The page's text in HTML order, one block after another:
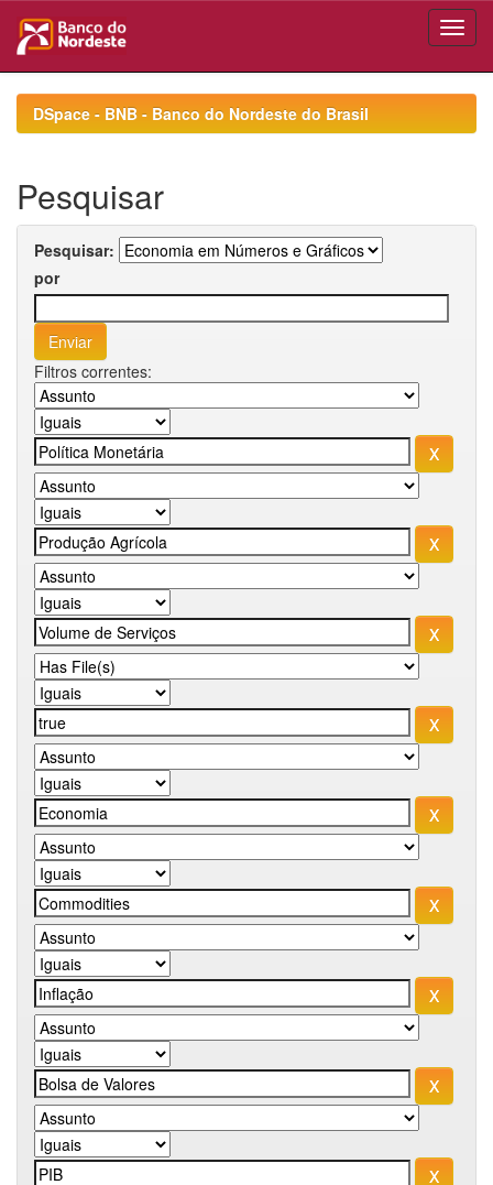
navigationDSpace - BNB - Banco do Nordeste do Brasil
Pesquisar
Pesquisar:
por
Filtros correntes: